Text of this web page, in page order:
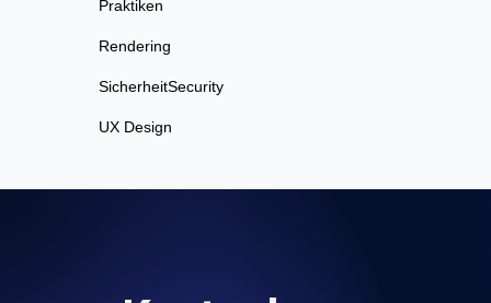
Praktiken
Rendering
SicherheitSecurity
UX Design